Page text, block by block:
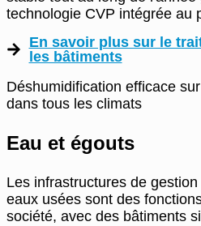
technologie CVP intégrée au
En savoir plus sur le
les bâtiments
Déshumidification efficace
dans tous les climats
Eau et égouts
Les infrastructures de
eaux usées sont des
société, avec des bâtiments